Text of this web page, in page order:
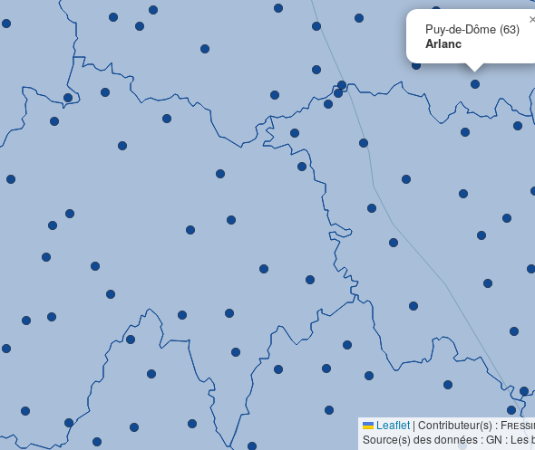
Puy-de-Dôme (63)
Arlanc
×
Leaflet | Contributeur(s) :
Source(s) des données : GN :